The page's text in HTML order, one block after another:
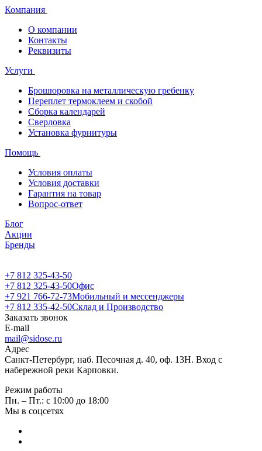
Компания
О компании
Контакты
Реквизиты
Услуги
Брошюровка на металлическую гребенку
Переплет термоклеем и скобой
Сборка календарей
Сверловка
Установка фурнитуры
Помощь
Условия оплаты
Условия доставки
Гарантия на товар
Вопрос-ответ
Блог
Акции
Бренды
+7 812 325-43-50
+7 812 325-43-50Офис
+7 921 766-72-73Мобильный и мессенджеры
+7 812 335-42-50Склад и Производство
Заказать звонок
E-mail
mail@sidose.ru
Адрес
Санкт-Петербург, наб. Песочная д. 40, оф. 13Н. Вход с
набережной реки Карповки.
Режим работы
Пн. – Пт.: с 10:00 до 18:00
Мы в соцсетях